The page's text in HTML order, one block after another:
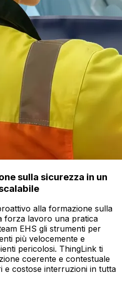
sulla sicurezza in un
alla formazione sulla
forza lavoro una pratica
EHS gli strumenti per
più velocemente e
pericolosi. ThingLink ti
coerente e contestuale
costose interruzioni in tutta